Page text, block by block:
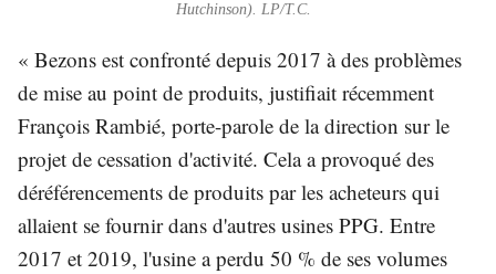
Hutchinson). LP/T.C.
« Bezons est confronté depuis 2017 à des problèmes
de mise au point de produits, justifiait récemment
François Rambié, porte-parole de la direction sur le
projet de cessation d'activité. Cela a provoqué des
déréférencements de produits par les acheteurs qui
allaient se fournir dans d'autres usines PPG. Entre
2017 et 2019, l'usine a perdu 50 % de ses volumes